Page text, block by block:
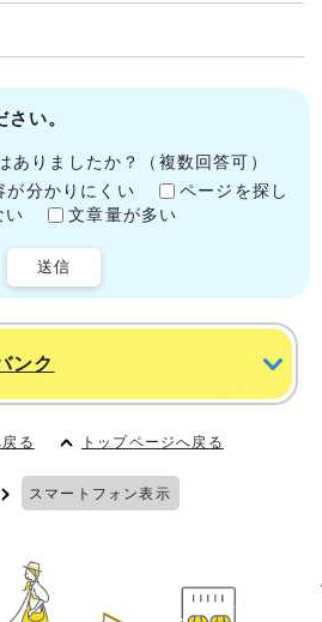
い。
ありましたか？（複数回答可）
が分かりにくい
ページを探し
い 文章量が多い
送信
ンク
る トップページへ戻る
スマートフォン表示